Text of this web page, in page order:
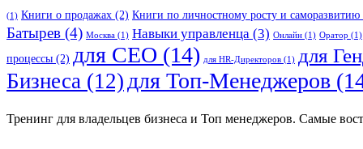
(1) Книги о продажах (2) Книги по личностному росту и саморазвитию
Батырев (4) Москва (1) Навыки управленца (3) Онлайн (1) Оратор (1)
процессы (2) для CEO (14) для HR-Директоров (1) для
Бизнеса (12)для Топ-Менеджеров
Тренинг для владельцев бизнеса и Топ менеджеров. Самые